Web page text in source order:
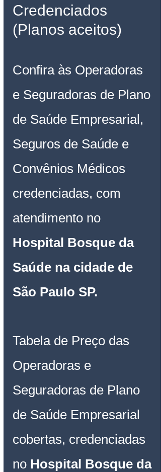
Credenciados
(Planos aceitos)
Confira às Operadoras
e Seguradoras de Plano
de Saúde Empresarial,
Seguros de Saúde e
Convênios Médicos
credenciadas, com
atendimento no
Hospital Bosque da
Saúde na cidade de
São Paulo SP.
Tabela de Preço das
Operadoras e
Seguradoras de Plano
de Saúde Empresarial
cobertas, credenciadas
no Hospital Bosque da